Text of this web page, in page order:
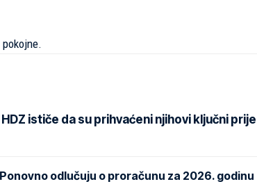
ističe da su prihvaćeni njihovi ključni
odlučuju o proračunu za 2026. godinu